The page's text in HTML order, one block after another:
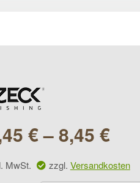
€–8,45 €
MwSt. zzgl. Versandkosten